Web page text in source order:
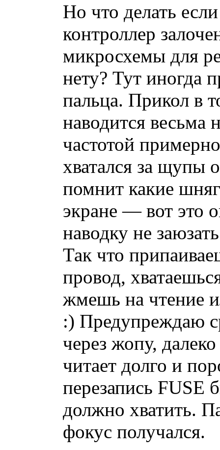
Но что делать
контроллер
микросхемы для
нету? Тут иногда
пальца. Прикол в
наводится весьма
частотой
хватался за щупы
помнит какие
экране — вот это
наводку не
Так что
провод,
жмешь на чтение
:) Предупреждаю
через жопу,
читает долго и
перезапись FUSE
должно хватить.
фокус получался.